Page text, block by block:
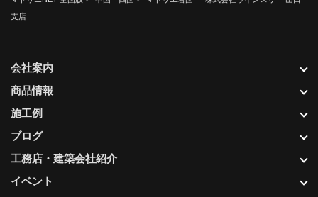
支店
会社案内
商品情報
施工例
ブログ
工務店・建築会社紹介
イベント